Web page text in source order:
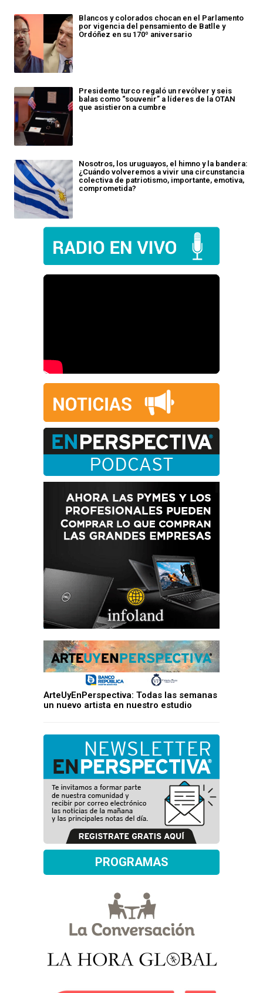
Blancos y colorados chocan en el Parlamento
por vigencia del pensamiento de Batlle y
Ordóñez en su 170º aniversario
Presidente turco regaló un revólver y seis
balas como “souvenir” a líderes de la OTAN
que asistieron a cumbre
Nosotros, los uruguayos, el himno y la bandera:
¿Cuándo volveremos a vivir una circunstancia
colectiva de patriotismo, importante, emotiva,
comprometida?
ArteUyEnPerspectiva: Todas las semanas
un nuevo artista en nuestro estudio
PROGRAMAS